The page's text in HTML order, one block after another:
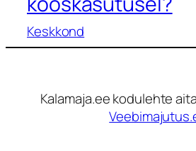
Keskkond
Kalamaja.ee kodulehte